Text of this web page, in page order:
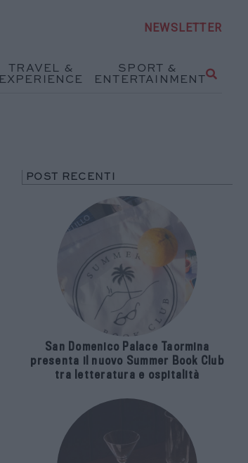
NEWSLETTER
TRAVEL &
EXPERIENCE
SPORT &
ENTERTAINMENT
POST RECENTI
San Domenico Palace Taormina
presenta il nuovo Summer Book Club
tra letteratura e ospitalità